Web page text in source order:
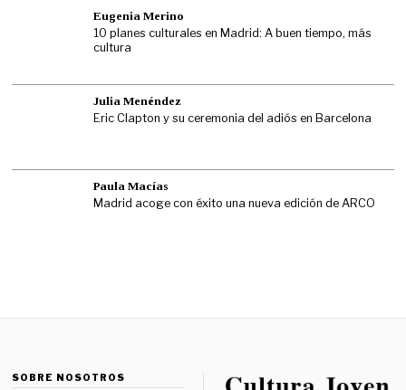
Eugenia Merino
10 planes culturales en Madrid: A buen tiempo, más
cultura
Julia Menéndez
Eric Clapton y su ceremonia del adiós en Barcelona
Paula Macías
Madrid acoge con éxito una nueva edición de ARCO
SOBRE NOSOTROS